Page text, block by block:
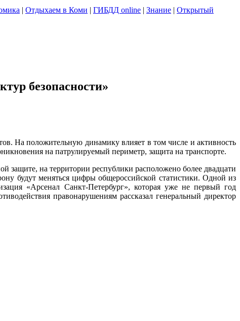
| Отдыхаем в Коми | ГИБДД online | Знание | Открытый
безопасности»
На положительную динамику влияет в том числе и активность
на патрулируемый периметр, защита на транспорте.
на территории республики расположено более двадцати
будут меняться цифры общероссийской статистики. Одной из
«Арсенал Санкт-Петербург», которая уже не первый год
правонарушениям рассказал генеральный директор